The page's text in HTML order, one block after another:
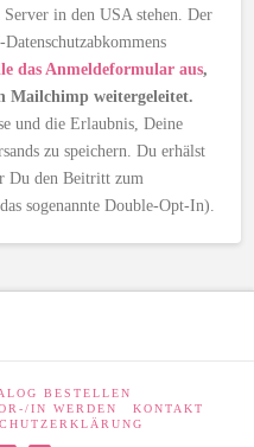
in den USA stehen. Der
das Anmeldeformular aus,
Mailchimp weitergeleitet.
und die Erlaubnis, Deine
zu speichern. Du erhälst
Du den Beitritt zum
sogenannte Double-Opt-In).
BESTELLEN
IN WERDEN
KONTAKT